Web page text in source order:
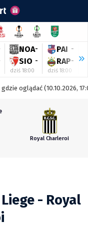
NOA-
SIO -
dziś 18:00
PAI -
RAP-
dziś 18:00
oglądać (10.10.2026,
Royal Charleroi
- Royal